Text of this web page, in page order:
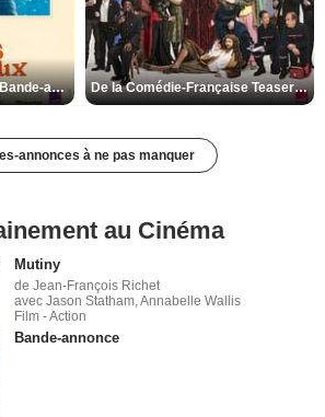
Les Matins merveilleux Bande-annonce VF De la Comédie-Française Teaser VF
annonces à ne pas manquer
au Cinéma
Mutiny
de Jean-François Richet
avec Jason Statham, Annabelle Wallis
Film - Action
Bande-annonce